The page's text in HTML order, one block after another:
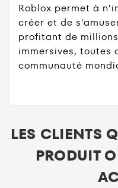
Roblox permet à
créer et de
profitant de
immersives, toutes
communauté
LES CLIENTS
PRODUIT